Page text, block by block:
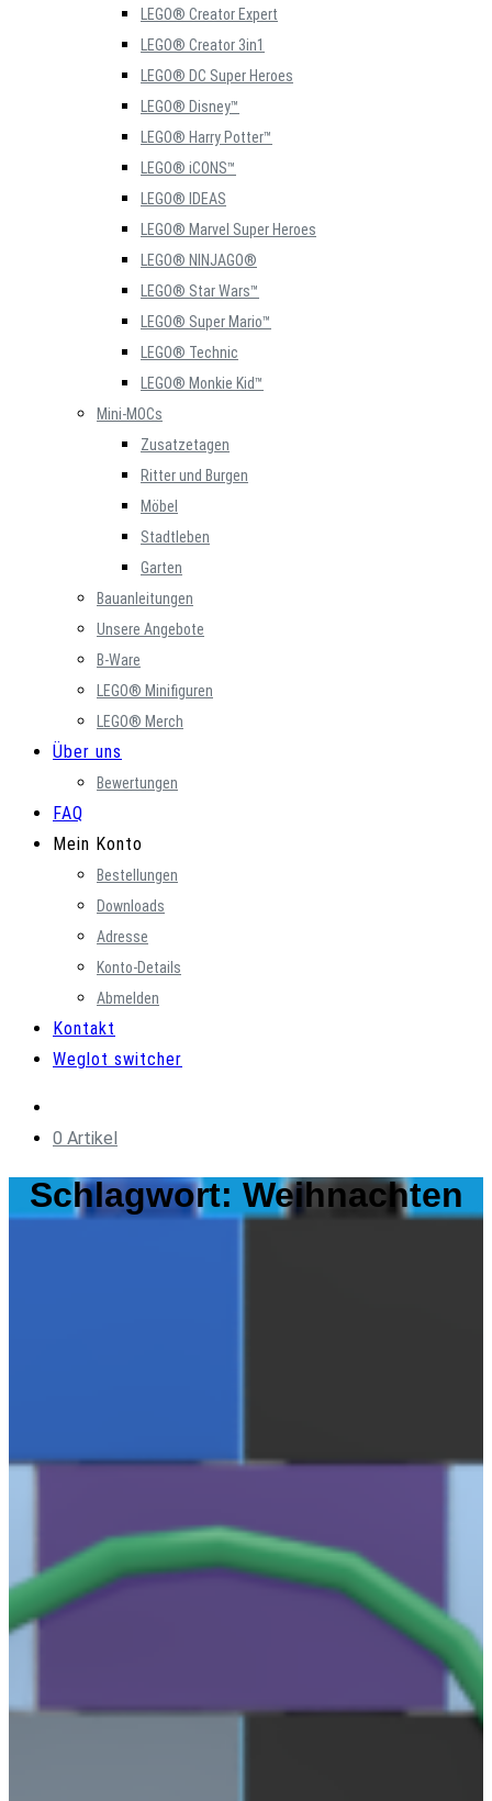
LEGO® Creator Expert
LEGO® Creator 3in1
LEGO® DC Super Heroes
LEGO® Disney™
LEGO® Harry Potter™
LEGO® iCONS™
LEGO® IDEAS
LEGO® Marvel Super Heroes
LEGO® NINJAGO®
LEGO® Star Wars™
LEGO® Super Mario™
LEGO® Technic
LEGO® Monkie Kid™
Mini-MOCs
Zusatzetagen
Ritter und Burgen
Möbel
Stadtleben
Garten
Bauanleitungen
Unsere Angebote
B-Ware
LEGO® Minifiguren
LEGO® Merch
Über uns
Bewertungen
FAQ
Mein Konto
Bestellungen
Downloads
Adresse
Konto-Details
Abmelden
Kontakt
Weglot switcher
0 Artikel
Schlagwort: Weihnachten